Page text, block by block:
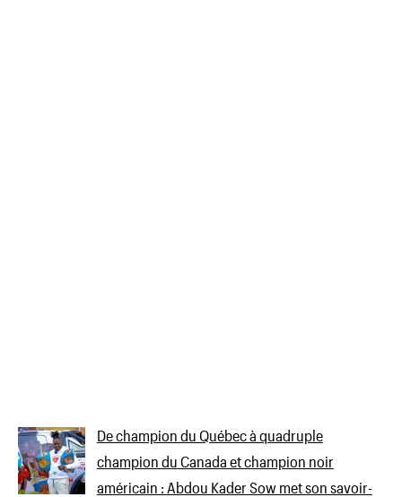
De champion du Québec à quadruple
champion du Canada et champion noir
américain : Abdou Kader Sow met son savoir-